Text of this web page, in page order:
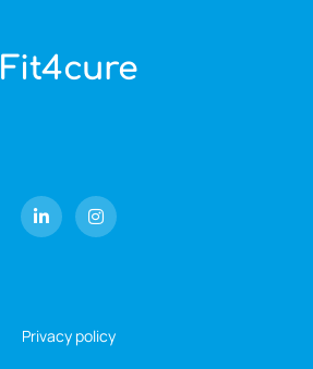
Fit4cure
Privacy policy